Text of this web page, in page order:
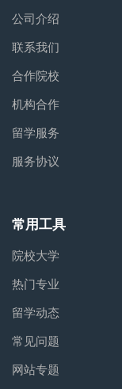
公司介绍
联系我们
合作院校
机构合作
留学服务
服务协议
常用工具
院校大学
热门专业
留学动态
常见问题
网站专题